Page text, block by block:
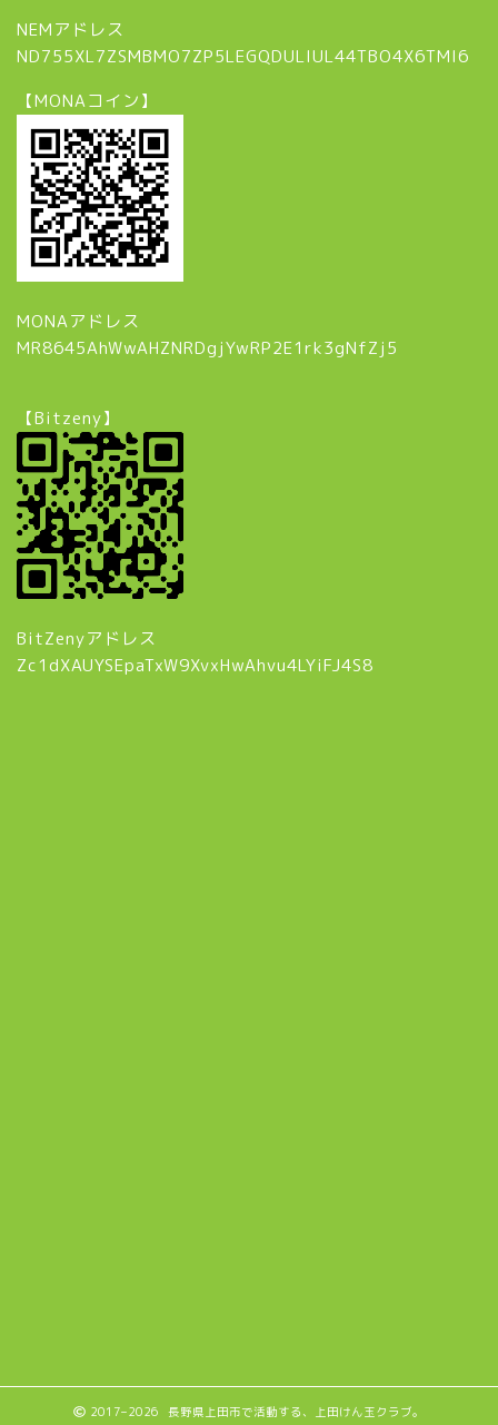
NEMアドレス
ND755XL7ZSMBMO7ZP5LEGQDULIUL44TBO4X6TMI6
【MONAコイン】
MONAアドレス
MR8645AhWwAHZNRDgjYwRP2E1rk3gNfZj5
【Bitzeny】
BitZenyアドレス
Zc1dXAUYSEpaTxW9XvxHwAhvu4LYiFJ4S8
2017–2026 長野県上田市で活動する、上田けん玉クラブ。